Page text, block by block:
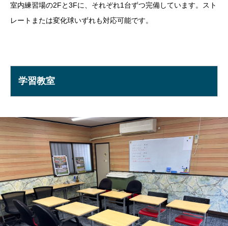
室内練習場の2Fと3Fに、それぞれ1台ずつ完備しています。スト
レートまたは変化球いずれも対応可能です。
学習教室